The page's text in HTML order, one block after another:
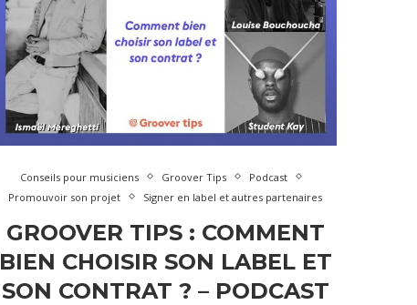
Conseils pour musiciens Groover Tips
Podcast
Promouvoir son projet
Signer en label et autres partenaires
GROOVER TIPS : COMMENT
BIEN CHOISIR SON LABEL ET
SON CONTRAT ? – PODCAST